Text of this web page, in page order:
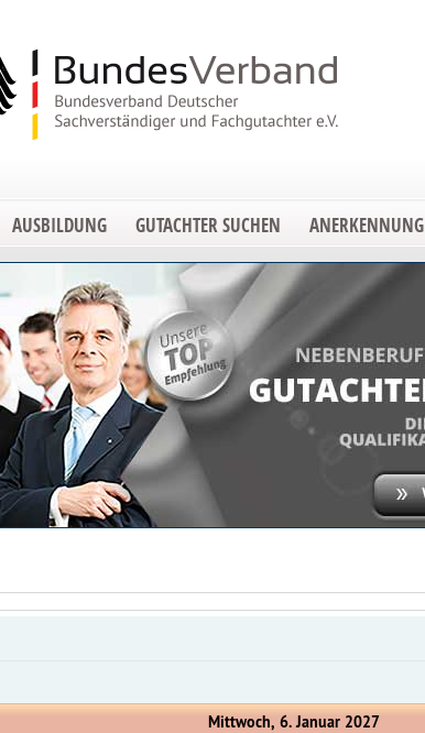
AUSBILDUNG GUTACHTER SUCHEN ANERKENNUNG
Mittwoch, 6. Januar 2027